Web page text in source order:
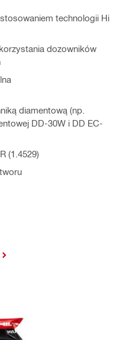
technologii Hi
dozowników
diamentową (np.
DD-30W i DD EC-
(1.4529)